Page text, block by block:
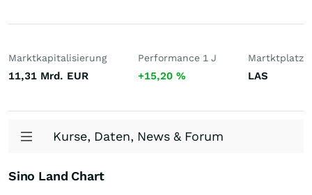
Marktkapitalisierung
11,31 Mrd. EUR
Performance 1 J
+15,20 %
Martktplatz
LAS
Kurse, Daten, News & Forum
Sino Land Chart